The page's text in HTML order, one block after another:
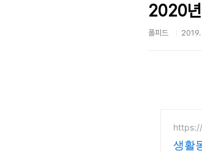
2020년
폴피드
생활